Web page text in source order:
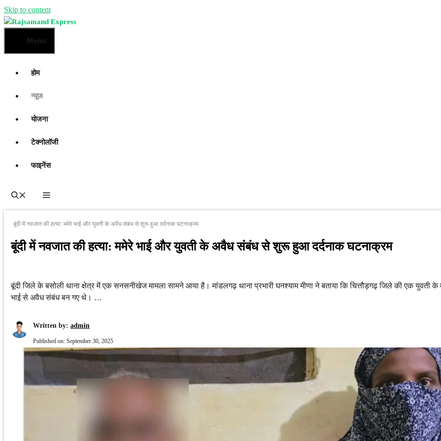
Skip to content
Menu
होम
न्यूज
योजना
टेक्नोलॉजी
फाइनेंस
बूंदी में नवजात की हत्या: ममेरे भाई और युवती के अवैध संबंध से शुरू हुआ दर्दनाक घटनाक्रम
बूंदी में नवजात की हत्या: ममेरे भाई और युवती के अवैध संबंध से शुरू हुआ दर्दनाक घटनाक्रम
बूंदी जिले के बसोली थाना क्षेत्र में एक सनसनीखेज मामला सामने आया है। मांडलगढ़ थाना प्रभारी घनश्याम मीणा ने बताया कि चित्तौड़गढ़ जिले की एक युवती के
भाई से अवैध संबंध बन गए थे। …
Written by: admin
Published on: September 30, 2025